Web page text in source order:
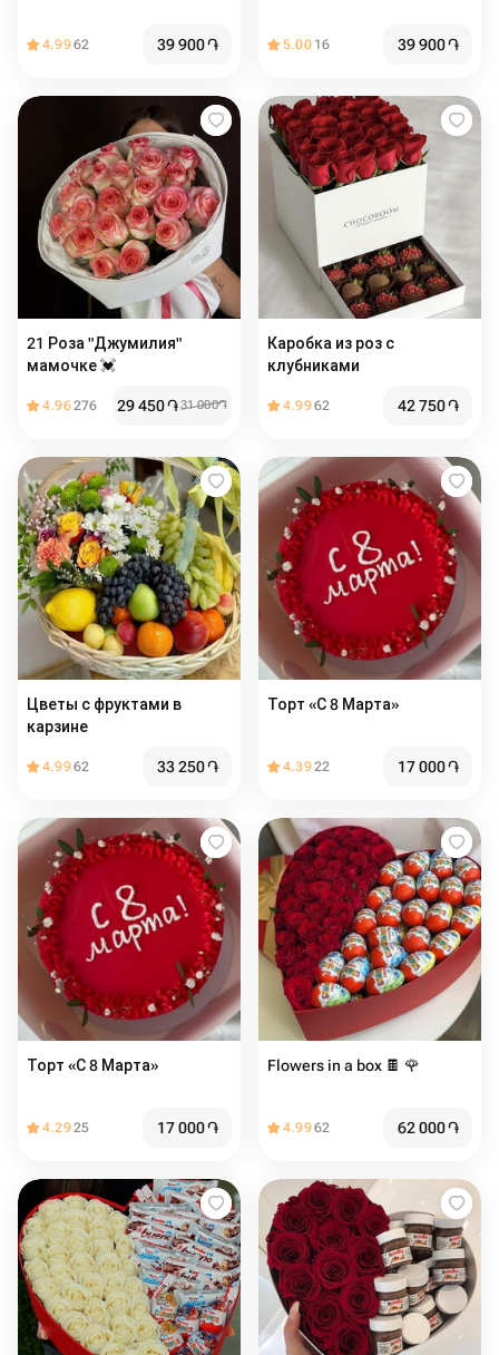
4.9962 39 900֏ 5.00 16 39 900֏
21 Роза "Джумилия"
мамочке 💓
4.96276 29 450֏31 000֏
Каробка из роз с
клубниками
4.9962 42 750֏
Цветы с фруктами в
карзине
4.9962 33 250֏
Торт «С 8 Марта» ️
4.3922 17 000֏
Торт «С 8 Марта» ️
4.2925 17 000֏
Flowers in a box 🍫 🌹
4.9962 62 000֏